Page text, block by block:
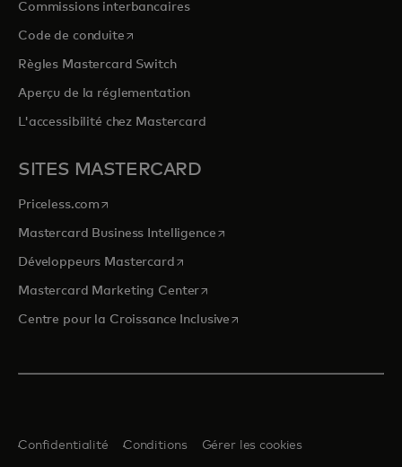
Commissions interbancaires
Code de conduites’ouvre dans un nouvel onglet
Règles Mastercard Switch
Aperçu de la réglementation
L'accessibilité chez Mastercard
SITES MASTERCARD
Priceless.com s’ouvre dans un nouvel onglet
Mastercard Business Intelligences’ouvre dans un nouvel onglet
Développeurs Mastercards’ouvre dans un nouvel onglet
Mastercard Marketing Centers’ouvre dans un nouvel onglet
Centre pour la Croissance Inclusive s’ouvre dans un nouvel
Confidentialité Conditions Gérer les cookies